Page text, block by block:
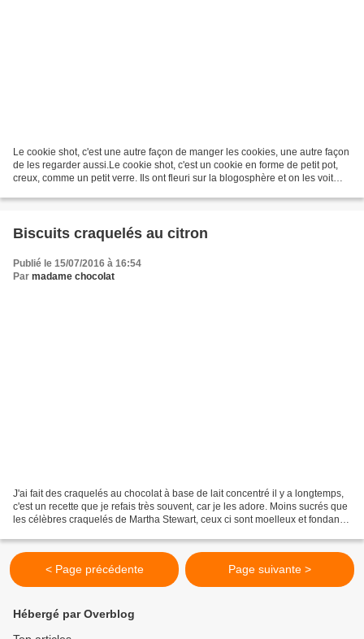
Le cookie shot, c'est une autre façon de manger les cookies, une autre façon
de les regarder aussi.Le cookie shot, c'est un cookie en forme de petit pot,
creux, comme un petit verre. Ils ont fleuri sur la blogosphère et on les voit
Biscuits craquelés au citron
Publié le 15/07/2016 à 16:54
Par madame chocolat
J'ai fait des craquelés au chocolat à base de lait concentré il y a longtemps,
c'est un recette que je refais très souvent, car je les adore. Moins sucrés que
les célèbres craquelés de Martha Stewart, ceux ci sont moelleux et fondants
< Page précédente Page suivante >
Hébergé par Overblog